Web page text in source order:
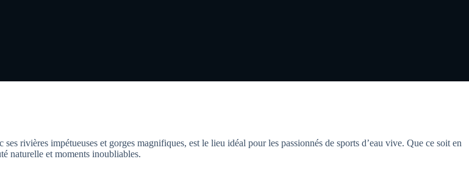
ses rivières impétueuses et gorges magnifiques, est le lieu idéal pour les passionnés de sports d’eau vive. Que ce soit en
naturelle et moments inoubliables.